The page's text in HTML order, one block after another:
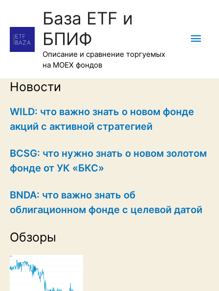
База ETF и
БПИФ
Описание и сравнение торгуемых
на MOEX фондов
Новости
WILD: что важно знать о новом фонде
акций с активной стратегией
BCSG: что нужно знать о новом золотом
фонде от УК «БКС»
BNDA: что важно знать об
облигационном фонде с целевой датой
Обзоры